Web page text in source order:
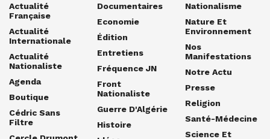
Actualité
Française
Actualité
Internationale
Actualité
Nationaliste
Agenda
Boutique
Cédric Sans
Filtre
Documentaires
Economie
Édition
Entretiens
Fréquence JN
Front
Nationaliste
Guerre D'Algérie
Histoire
Nationalisme
Nature Et
Environnement
Nos
Manifestations
Notre Actu
Presse
Religion
Santé-Médecine
Science Et